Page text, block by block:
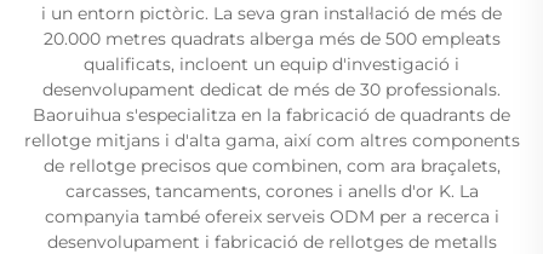
i un entorn pictòric. La seva gran instal·lació de més de
20.000 metres quadrats alberga més de 500 empleats
qualificats, incloent un equip d'investigació i
desenvolupament dedicat de més de 30 professionals.
Baoruihua s'especialitza en la fabricació de quadrants de
rellotge mitjans i d'alta gama, així com altres components
de rellotge precisos que combinen, com ara braçalets,
carcasses, tancaments, corones i anells d'or K. La
companyia també ofereix serveis ODM per a recerca i
desenvolupament i fabricació de rellotges de metalls